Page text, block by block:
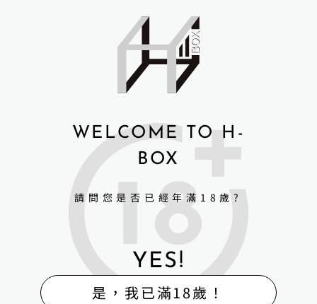
WELCOME TO H-
BOX
請問您是否已經年滿18歲?
YES!
是，我已滿18歲！